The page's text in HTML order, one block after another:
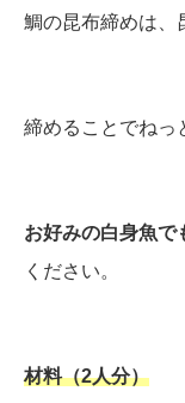
鯛の昆布締めは、
締めることでねっ
お好みの白身魚で
ください。
材料（2人分）